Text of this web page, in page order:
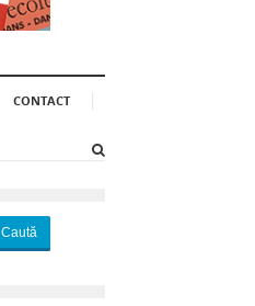
CONTACT
Caută